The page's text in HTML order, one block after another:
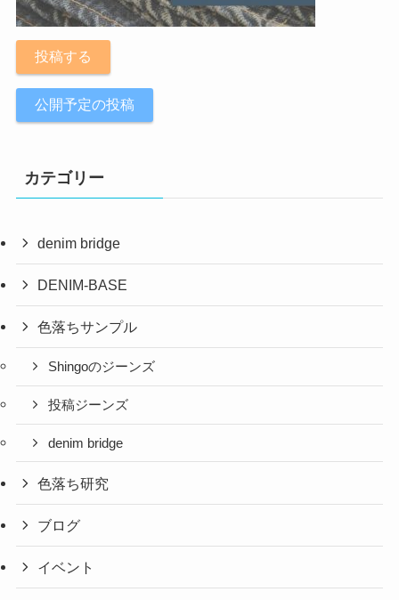
投稿する
公開予定の投稿
カテゴリー
denim bridge
DENIM-BASE
色落ちサンプル
Shingoのジーンズ
投稿ジーンズ
denim bridge
色落ち研究
ブログ
イベント